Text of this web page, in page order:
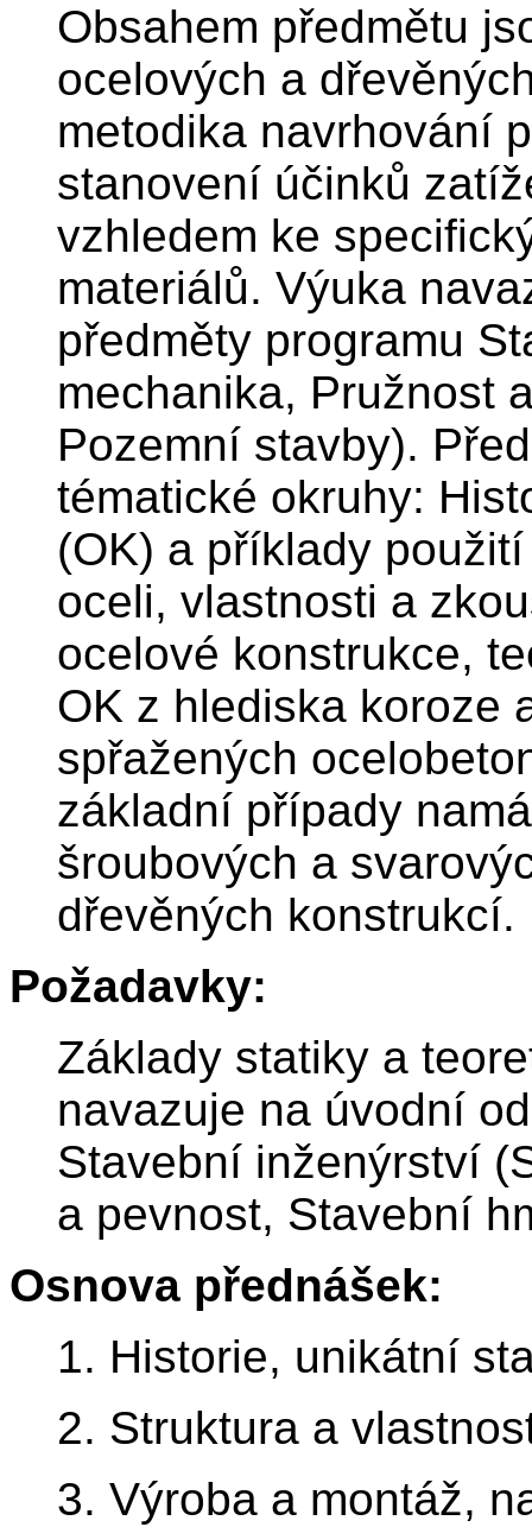
Obsahem předmětu
ocelových a
metodika navrhování
stanovení účinků
vzhledem ke
materiálů. Výuka
předměty programu
mechanika, Pružnost
Pozemní stavby).
tématické okruhy:
(OK) a příklady
oceli, vlastnosti a
ocelové konstrukce,
OK z hlediska koroze
spřažených
základní případy
šroubových a
dřevěných konstrukcí.
Požadavky:
Základy statiky a
navazuje na úvodní
Stavební inženýrství
a pevnost, Stavební
Osnova přednášek:
1. Historie, unikátní
2. Struktura a
3. Výroba a montáž,